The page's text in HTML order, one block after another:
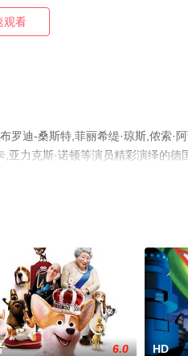
观看
罗迪-桑斯特,菲丽希缇·琼斯,侬索·
亚力克斯·诺顿等演员精彩演绎的
影、电视猫或剧情网等平台了解。
6.0 HD